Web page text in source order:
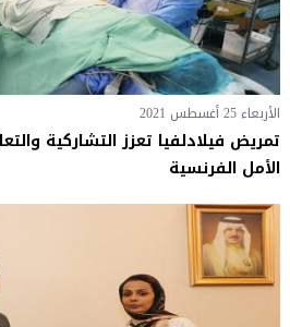
الأربعاء 25 أغسطس 2021
تمريض فيلادلفيا تعزز التشاركية
الأمل الفرنسية